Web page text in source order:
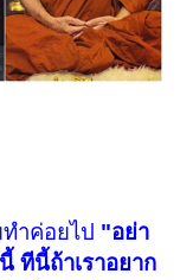
ำค่อยไป "อย่า
ทีนี้ถ้าเราอยาก